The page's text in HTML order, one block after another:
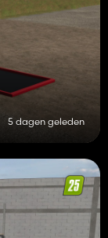
5 dagen geleden